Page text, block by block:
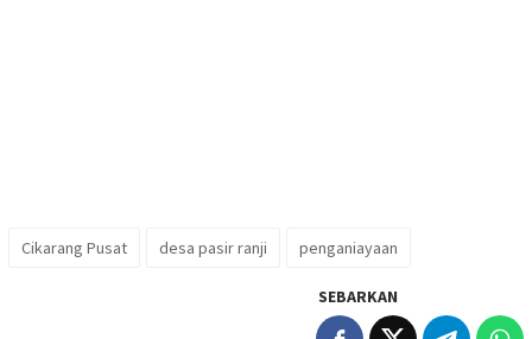
Cikarang Pusat desa pasir ranji penganiayaan
SEBARKAN